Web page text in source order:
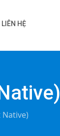
LIÊN HỆ
Native)